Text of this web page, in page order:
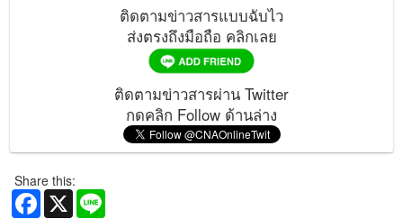
ติดตามข่าวสารแบบฉับไว
ส่งตรงถึงมือถือ คลิกเลย
ติดตามข่าวสารผ่าน Twitter
กดคลิก Follow ด้านล่าง
Share this:
Facebook
X